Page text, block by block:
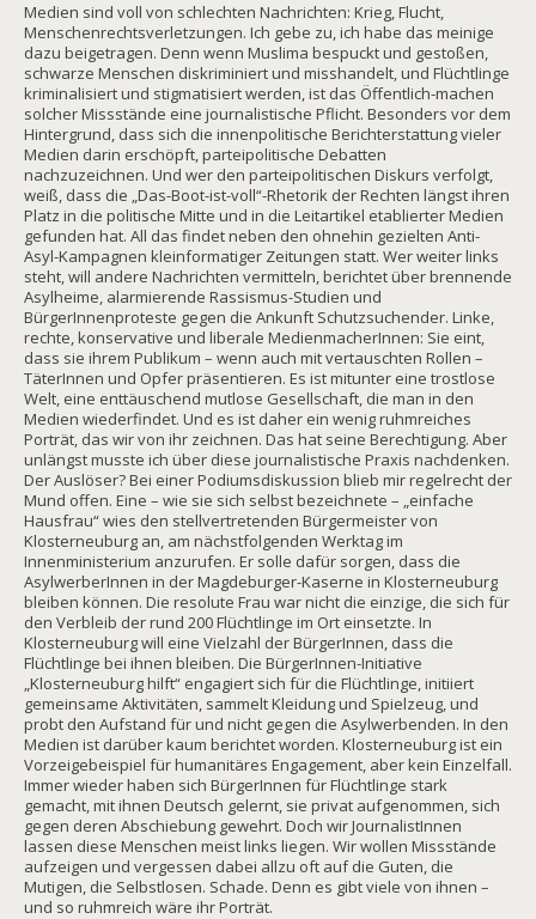
Medien sind voll von schlechten Nachrichten: Krieg, Flucht,
Menschenrechtsverletzungen. Ich gebe zu, ich habe das meinige
dazu beigetragen. Denn wenn Muslima bespuckt und gestoßen,
schwarze Menschen diskriminiert und misshandelt, und Flüchtlinge
kriminalisiert und stigmatisiert werden, ist das Öffentlich-machen
solcher Missstände eine journalistische Pflicht. Besonders vor dem
Hintergrund, dass sich die innenpolitische Berichterstattung vieler
Medien darin erschöpft, parteipolitische Debatten
nachzuzeichnen. Und wer den parteipolitischen Diskurs verfolgt,
weiß, dass die „Das-Boot-ist-voll“-Rhetorik der Rechten längst ihren
Platz in die politische Mitte und in die Leitartikel etablierter Medien
gefunden hat. All das findet neben den ohnehin gezielten Anti-
Asyl-Kampagnen kleinformatiger Zeitungen statt. Wer weiter links
steht, will andere Nachrichten vermitteln, berichtet über brennende
Asylheime, alarmierende Rassismus-Studien und
BürgerInnenproteste gegen die Ankunft Schutzsuchender. Linke,
rechte, konservative und liberale MedienmacherInnen: Sie eint,
dass sie ihrem Publikum – wenn auch mit vertauschten Rollen –
TäterInnen und Opfer präsentieren. Es ist mitunter eine trostlose
Welt, eine enttäuschend mutlose Gesellschaft, die man in den
Medien wiederfindet. Und es ist daher ein wenig ruhmreiches
Porträt, das wir von ihr zeichnen. Das hat seine Berechtigung. Aber
unlängst musste ich über diese journalistische Praxis nachdenken.
Der Auslöser? Bei einer Podiumsdiskussion blieb mir regelrecht der
Mund offen. Eine – wie sie sich selbst bezeichnete – „einfache
Hausfrau“ wies den stellvertretenden Bürgermeister von
Klosterneuburg an, am nächstfolgenden Werktag im
Innenministerium anzurufen. Er solle dafür sorgen, dass die
AsylwerberInnen in der Magdeburger-Kaserne in Klosterneuburg
bleiben können. Die resolute Frau war nicht die einzige, die sich für
den Verbleib der rund 200 Flüchtlinge im Ort einsetzte. In
Klosterneuburg will eine Vielzahl der BürgerInnen, dass die
Flüchtlinge bei ihnen bleiben. Die BürgerInnen-Initiative
„Klosterneuburg hilft“ engagiert sich für die Flüchtlinge, initiiert
gemeinsame Aktivitäten, sammelt Kleidung und Spielzeug, und
probt den Aufstand für und nicht gegen die Asylwerbenden. In den
Medien ist darüber kaum berichtet worden. Klosterneuburg ist ein
Vorzeigebeispiel für humanitäres Engagement, aber kein Einzelfall.
Immer wieder haben sich BürgerInnen für Flüchtlinge stark
gemacht, mit ihnen Deutsch gelernt, sie privat aufgenommen, sich
gegen deren Abschiebung gewehrt. Doch wir JournalistInnen
lassen diese Menschen meist links liegen. Wir wollen Missstände
aufzeigen und vergessen dabei allzu oft auf die Guten, die
Mutigen, die Selbstlosen. Schade. Denn es gibt viele von ihnen –
und so ruhmreich wäre ihr Porträt.